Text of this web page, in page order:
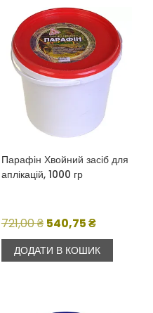
Парафін Хвойний засіб для
аплікацій, 1000 гр
721,00₴ Оригінальна
ціна:
721,00 ₴.
540,75₴Поточна
ціна:
540,75 ₴.
ДОДАТИ В КОШИК